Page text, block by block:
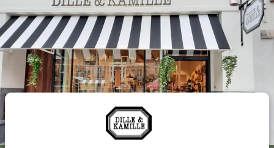
Immer in der Nähe